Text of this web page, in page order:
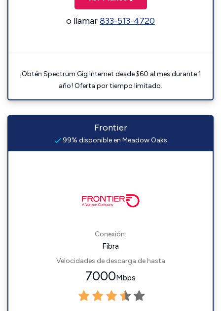
o llamar833-513-4720
¡Obtén Spectrum Gig Internet desde $60 al mes durante 1
año! Oferta por tiempo limitado.
Frontier
99% disponible en Meadow Oaks
Conexión:
Fibra
Velocidades de descarga de hasta
7000Mbps